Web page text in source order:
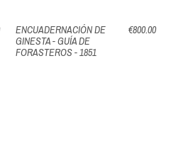
ENCUADERNACIÓN DE
GINESTA - GUÍA DE
FORASTEROS - 1851
€800.00